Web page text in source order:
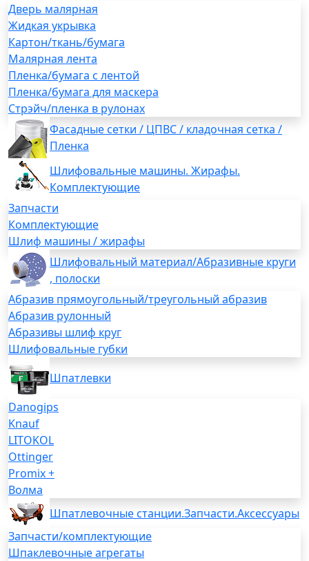
Дверь малярная
Жидкая укрывка
Картон/ткань/бумага
Малярная лента
Пленка/бумага с лентой
Пленка/бумага для маскера
Стрэйч/пленка в рулонах
Фасадные сетки / ЦПВС / кладочная сетка /
Пленка
Шлифовальные машины. Жирафы.
Комплектующие
Запчасти
Комплектующие
Шлиф машины / жирафы
Шлифовальный материал/Абразивные круги
, полоски
Абразив прямоугольный/треугольный абразив
Абразив рулонный
Абразивы шлиф круг
Шлифовальные губки
Шпатлевки
Danogips
Knauf
LITOKOL
Ottinger
Promix +
Волма
Шпатлевочные станции.Запчасти.Аксессуары
Запчасти/комплектующие
Шпаклевочные агрегаты